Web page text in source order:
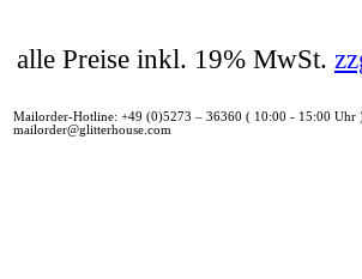
alle Preise inkl. 19% MwSt.
Mailorder-Hotline: +49 (0)5273 – 36360 ( 10:00 - 15:00 Uhr
mailorder@glitterhouse.com